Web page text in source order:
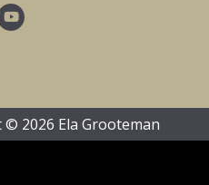
2026 Ela Grooteman